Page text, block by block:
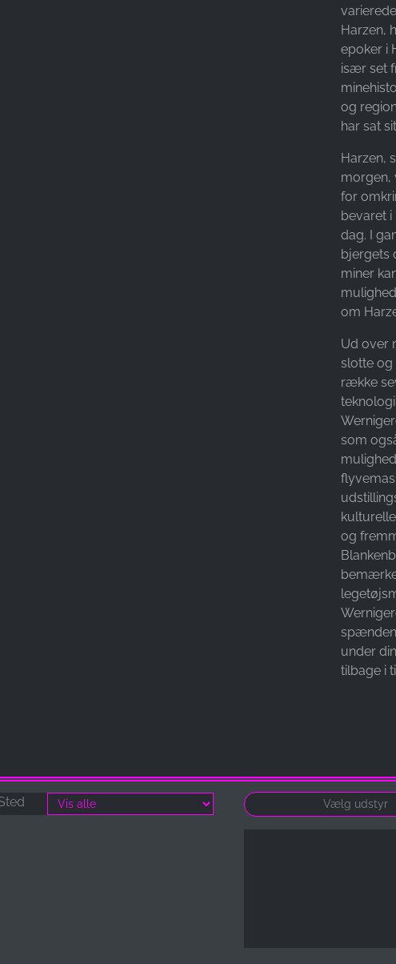
Harzen,
epoker i
især set
og
har sat
Harzen,
morgen,
for
bevaret i
dag. I
bjergets
miner
om
Ud over
slotte og
række
som
og
under
tilbage i